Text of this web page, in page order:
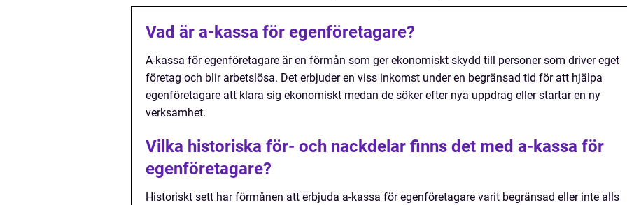
Vad är a-kassa för egenföretagare?
A-kassa för egenföretagare är en förmån som ger ekonomiskt skydd till personer som driver eget
företag och blir arbetslösa. Det erbjuder en viss inkomst under en begränsad tid för att hjälpa
egenföretagare att klara sig ekonomiskt medan de söker efter nya uppdrag eller startar en ny
verksamhet.
Vilka historiska för- och nackdelar finns det med a-kassa för
egenföretagare?
Historiskt sett har förmånen att erbjuda a-kassa för egenföretagare varit begränsad eller inte alls